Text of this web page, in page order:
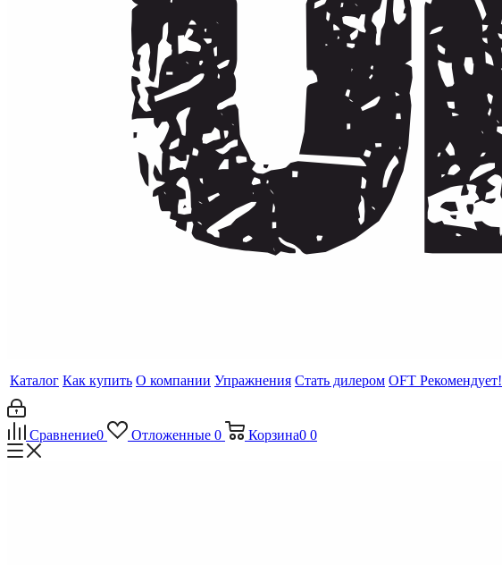
Каталог Как купить О компании Упражнения Стать дилером OFT Рекомендует!
Сравнение0 Отложенные 0 Корзина0 0